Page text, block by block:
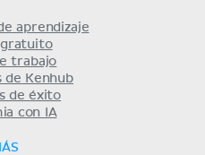
aprendizaje
gratuito
trabajo
de Kenhub
de éxito
con IA